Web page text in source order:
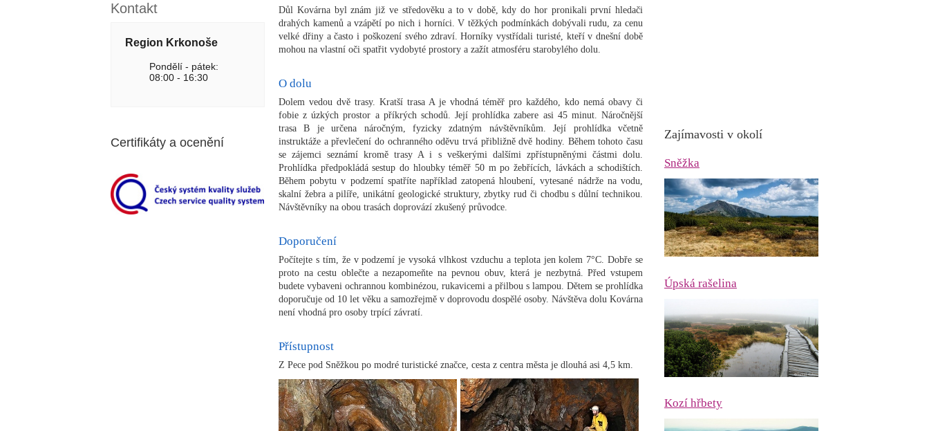
Zajímavosti v okolí
Sněžka
Úpská rašelina
Kozí hřbety
Důl Kovárna byl znám již ve středověku a to v době, kdy do hor pronikali první hledači
drahých kamenů a vzápětí po nich i horníci. V těžkých podmínkách dobývali rudu, za cenu
velké dřiny a často i poškození svého zdraví. Horníky vystřídali turisté, kteří v dnešní době
mohou na vlastní oči spatřit vydobyté prostory a zažít atmosféru starobylého dolu.
O dolu
Dolem vedou dvě trasy. Kratší trasa A je vhodná téměř pro každého, kdo nemá obavy či
fobie z úzkých prostor a příkrých schodů. Její prohlídka zabere asi 45 minut. Náročnější
trasa B je určena náročným, fyzicky zdatným návštěvníkům. Její prohlídka včetně
instruktáže a převlečení do ochranného oděvu trvá přibližně dvě hodiny. Během tohoto času
se zájemci seznámí kromě trasy A i s veškerými dalšími zpřístupněnými částmi dolu.
Prohlídka předpokládá sestup do hloubky téměř 50 m po žebřících, lávkách a schodištích.
Během pobytu v podzemí spatříte například zatopená hloubení, vytesané nádrže na vodu,
skalní žebra a pilíře, unikátní geologické struktury, zbytky rud či chodbu s důlní technikou.
Návštěvníky na obou trasách doprovází zkušený průvodce.
Doporučení
Počítejte s tím, že v podzemí je vysoká vlhkost vzduchu a teplota jen kolem 7°C. Dobře se
proto na cestu oblečte a nezapomeňte na pevnou obuv, která je nezbytná. Před vstupem
budete vybaveni ochrannou kombinézou, rukavicemi a přilbou s lampou. Dětem se prohlídka
doporučuje od 10 let věku a samozřejmě v doprovodu dospělé osoby. Návštěva dolu Kovárna
není vhodná pro osoby trpící závratí.
Přístupnost
Z Pece pod Sněžkou po modré turistické značce, cesta z centra města je dlouhá asi 4,5 km.
Kontakt
Region Krkonoše
Pondělí - pátek:
08:00 - 16:30
Certifikáty a ocenění